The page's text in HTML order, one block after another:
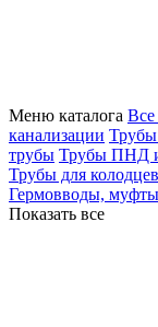
Меню каталога Все
канализации Трубы
трубы Трубы ПНД
Трубы для колодцев
Гермовводы,
Показать все